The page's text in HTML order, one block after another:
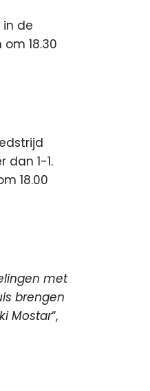
in de
18.30
dan 1-1.
18.00
met
brengen
Mostar“,